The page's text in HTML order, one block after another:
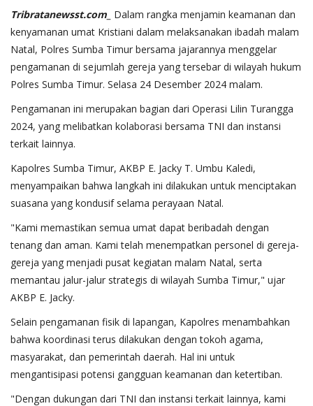
Tribratanewsst.com_ Dalam rangka menjamin keamanan dan
kenyamanan umat Kristiani dalam melaksanakan ibadah malam
Natal, Polres Sumba Timur bersama jajarannya menggelar
pengamanan di sejumlah gereja yang tersebar di wilayah hukum
Polres Sumba Timur. Selasa 24 Desember 2024 malam.
Pengamanan ini merupakan bagian dari Operasi Lilin Turangga
2024, yang melibatkan kolaborasi bersama TNI dan instansi
terkait lainnya.
Kapolres Sumba Timur, AKBP E. Jacky T. Umbu Kaledi,
menyampaikan bahwa langkah ini dilakukan untuk menciptakan
suasana yang kondusif selama perayaan Natal.
"Kami memastikan semua umat dapat beribadah dengan
tenang dan aman. Kami telah menempatkan personel di gereja-
gereja yang menjadi pusat kegiatan malam Natal, serta
memantau jalur-jalur strategis di wilayah Sumba Timur," ujar
AKBP E. Jacky.
Selain pengamanan fisik di lapangan, Kapolres menambahkan
bahwa koordinasi terus dilakukan dengan tokoh agama,
masyarakat, dan pemerintah daerah. Hal ini untuk
mengantisipasi potensi gangguan keamanan dan ketertiban.
"Dengan dukungan dari TNI dan instansi terkait lainnya, kami